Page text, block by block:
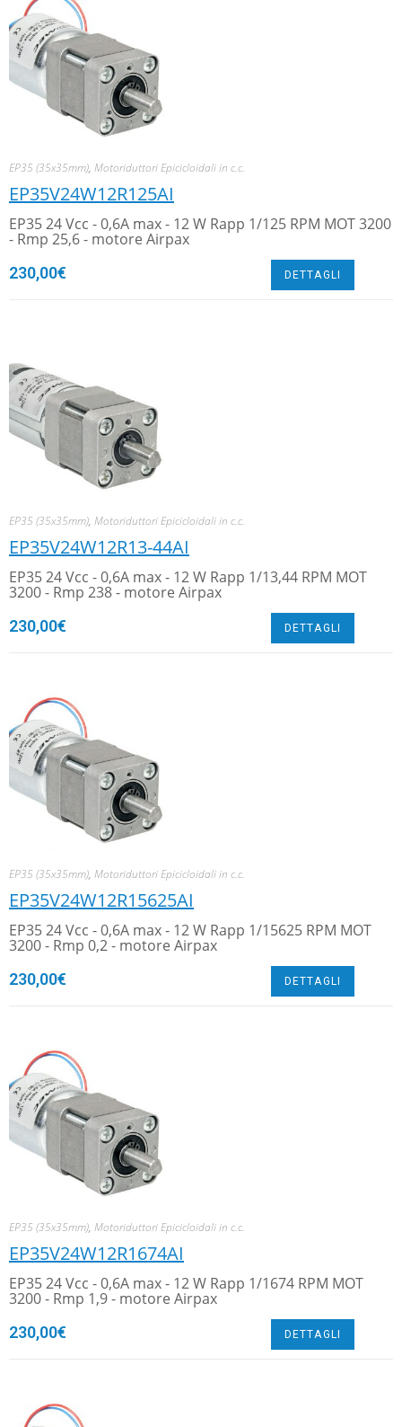
EP35 (35x35mm), Motoriduttori Epicicloidali in c.c.
EP35V24W12R125AI
EP35 24 Vcc - 0,6A max - 12 W Rapp 1/125 RPM MOT 3200
- Rmp 25,6 - motore Airpax
230,00€ DETTAGLI
EP35 (35x35mm), Motoriduttori Epicicloidali in c.c.
EP35V24W12R13-44AI
EP35 24 Vcc - 0,6A max - 12 W Rapp 1/13,44 RPM MOT
3200 - Rmp 238 - motore Airpax
230,00€ DETTAGLI
EP35 (35x35mm), Motoriduttori Epicicloidali in c.c.
EP35V24W12R15625AI
EP35 24 Vcc - 0,6A max - 12 W Rapp 1/15625 RPM MOT
3200 - Rmp 0,2 - motore Airpax
230,00€ DETTAGLI
EP35 (35x35mm), Motoriduttori Epicicloidali in c.c.
EP35V24W12R1674AI
EP35 24 Vcc - 0,6A max - 12 W Rapp 1/1674 RPM MOT
3200 - Rmp 1,9 - motore Airpax
230,00€ DETTAGLI